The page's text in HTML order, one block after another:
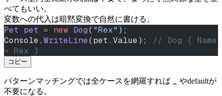
べてもいい。
変数への代入は暗黙変換で自然に書ける。
Pet pet = new Dog( "Rex" );
Console. WriteLine(pet.Value); // Dog { Name
= Rex }
コピー
パターンマッチングでは全ケースを網羅すれば
やdefaultが
不要になる。